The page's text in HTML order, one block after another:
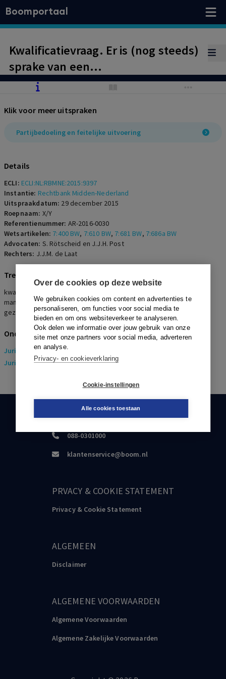
Over de cookies op deze website
We gebruiken cookies om content en advertenties te
personaliseren, om functies voor social media te
bieden en om ons websiteverkeer te analyseren.
Ook delen we informatie over jouw gebruik van onze
site met onze partners voor social media, adverteren
en analyse.
Privacy- en cookieverklaring
Cookie-instellingen
Alle cookies toestaan
Boomportaal
Kwalificatievraag. Er is (nog steeds)
sprake van een
arbeidsovereenkomst, omdat na
managementovereenkomst de
feitelijke uitvoering hetzelfde is
gezagsverhouding geen wijzigingen
hebben voorgedaan. Dat op fiscaal
vlak wel uitvoering is gegeven aan
managementovereenkomst maakt
dat niet anders.
Klik voor meer uitspraken
Partijbedoeling en feitelijke uitvoering
Details
ECLI: ECLI:NL:RBMNE:2015:9397
Instantie: Rechtbank Midden-Nederland
Uitspraakdatum: 29 december 2015
Roepnaam: X/Y
Referentienummer: AR-2016-0030
Wetsartikelen: 7:400 BW, 7:610 BW, 7:681 BW, 7:686a BW
Advocaten: S. Rötscheid en J.J.H. Post
Rechters: J.J.M. de Laat
Trefwoorden
kwalificatie, overeenkomst van opdracht,
managementovereenkomst, arbeidsovereenkomst,
gezagsverhouding, feitelijke uitvoering, partijbedoeling
Onderwerpen
Juridisch> Arbeidsrecht
Juridisch> Sociaal Zekerheidsrecht
KLANTENSERVICE
088-0301000
klantenservice@boom.nl
PRVACY & COOKIE STATEMENT
Privacy & Cookie Statement
ALGEMEEN
Disclaimer
ALGEMENE VOORWAARDEN
Algemene Voorwaarden
Algemene Zakelijke Voorwaarden